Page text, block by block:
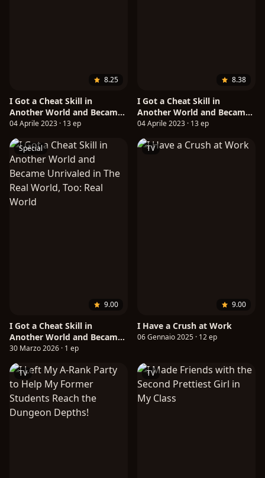
8.25
I Got a Cheat Skill in
Another World and Became
Unrivaled in The Real World,
04 Aprile 2023 · 13 ep
8.38
I Got a Cheat Skill in
Another World and Became
Unrivaled in The Real World,
04 Aprile 2023 · 13 ep
Special
9.00
I Got a Cheat Skill in
Another World and Became
Unrivaled in The Real World,
30 Marzo 2026 · 1 ep
TV
9.00
I Have a Crush at Work
06 Gennaio 2025 · 12 ep
TV TV